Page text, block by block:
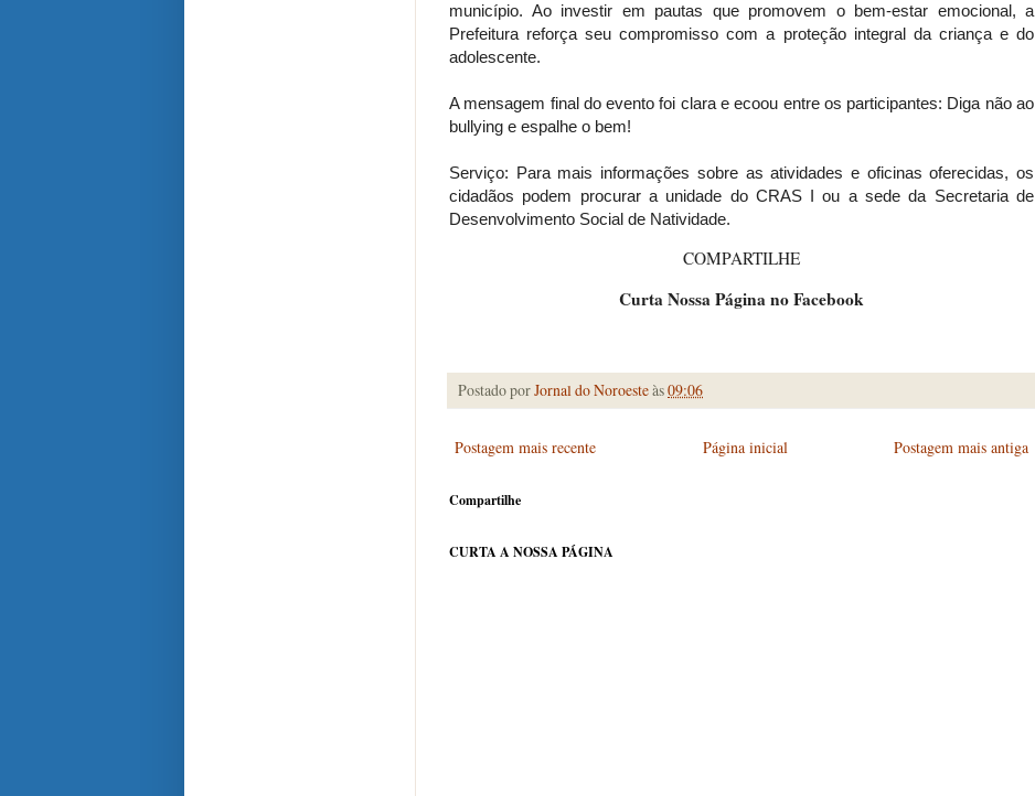
município. Ao investir em pautas que promovem o bem-estar emocional, a
Prefeitura reforça seu compromisso com a proteção integral da criança e do
adolescente.
A mensagem final do evento foi clara e ecoou entre os participantes: Diga não ao
bullying e espalhe o bem!
Serviço: Para mais informações sobre as atividades e oficinas oferecidas, os
cidadãos podem procurar a unidade do CRAS I ou a sede da Secretaria de
Desenvolvimento Social de Natividade.
COMPARTILHE
Curta Nossa Página no Facebook
Postado porJornal do Noroesteàs09:06
Postagem mais recente Postagem mais antiga
Página inicial
Compartilhe
CURTA A NOSSA PÁGINA